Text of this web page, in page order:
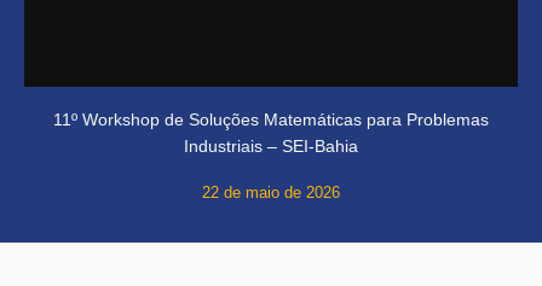
11º Workshop de Soluções Matemáticas para Problemas
Industriais – SEI-Bahia
22 de maio de 2026